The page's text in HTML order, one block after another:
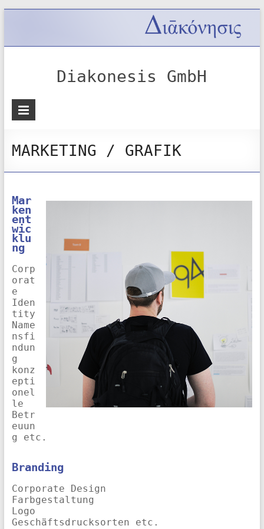
Diakonesis GmbH
MARKETING / GRAFIK
Mar
ken
ent
wic
klu
ng
Corp
orat
e
Iden
tity
Name
nsfi
ndun
g
konz
epti
onel
le
Betr
euun
g etc.
Branding
Corporate Design
Farbgestaltung
Logo
Geschäftsdrucksorten etc.